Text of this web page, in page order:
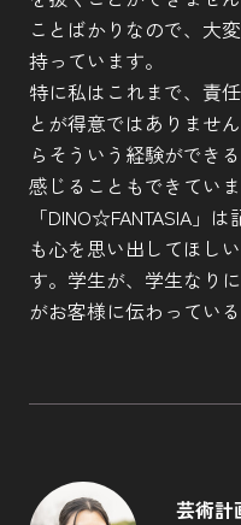
ことばかりなので、大
持っています。
特に私はこれまで、責
とが得意ではありませ
らそういう経験ができ
感じることもできてい
「DINO☆FANTASIA」
も心を思い出してほし
す。学生が、学生なり
がお客様に伝わってい
芸術計